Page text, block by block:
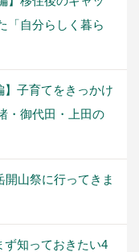
「自分らしく暮ら
】子育てをきっかけ
・御代田・上田の
開山祭に行ってきま
ず知っておきたい4